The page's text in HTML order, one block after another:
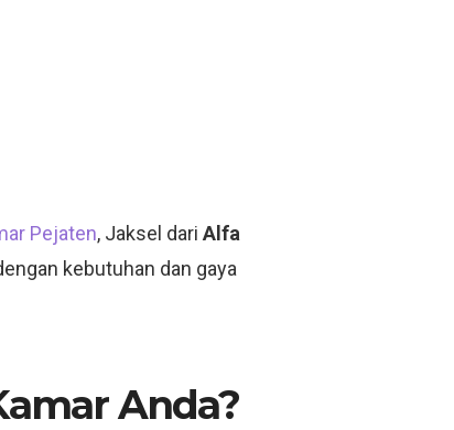
Pejaten, Jaksel dari Alfa
kebutuhan dan gaya
Anda?